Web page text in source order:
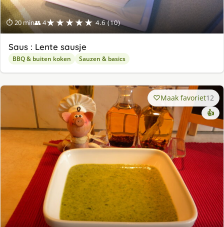
⏱ 20 min👥 4★★★★★ 4.6 (10)
Saus : Lente sausje
BBQ & buiten koken Sauzen & basics
Maak favoriet12
👍